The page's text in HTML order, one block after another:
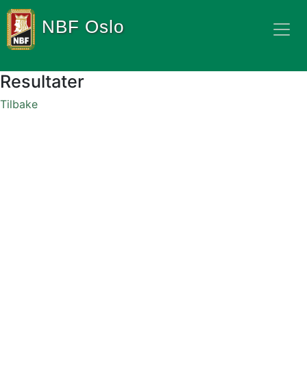
NBF Oslo
Resultater
Tilbake